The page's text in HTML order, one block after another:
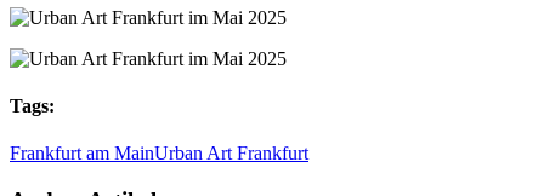
Tags:
Frankfurt am MainUrban Art Frankfurt